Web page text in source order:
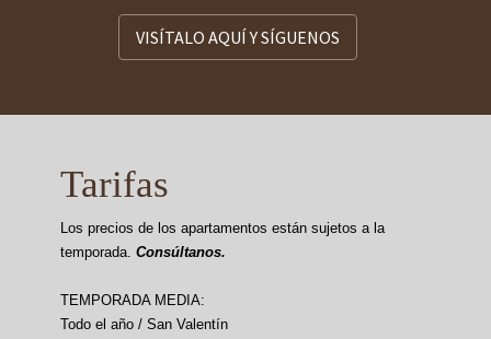
VISÍTALO AQUÍ Y SÍGUENOS
Tarifas
Los precios de los apartamentos están sujetos a la
temporada. Consúltanos.
TEMPORADA MEDIA:
Todo el año / San Valentín